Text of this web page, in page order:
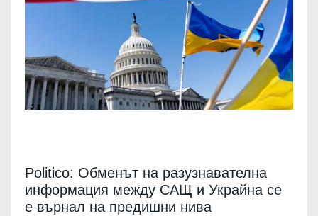
Politico: Обменът на разузнавателна
информация между САЩ и Украйна се
е върнал на предишни нива